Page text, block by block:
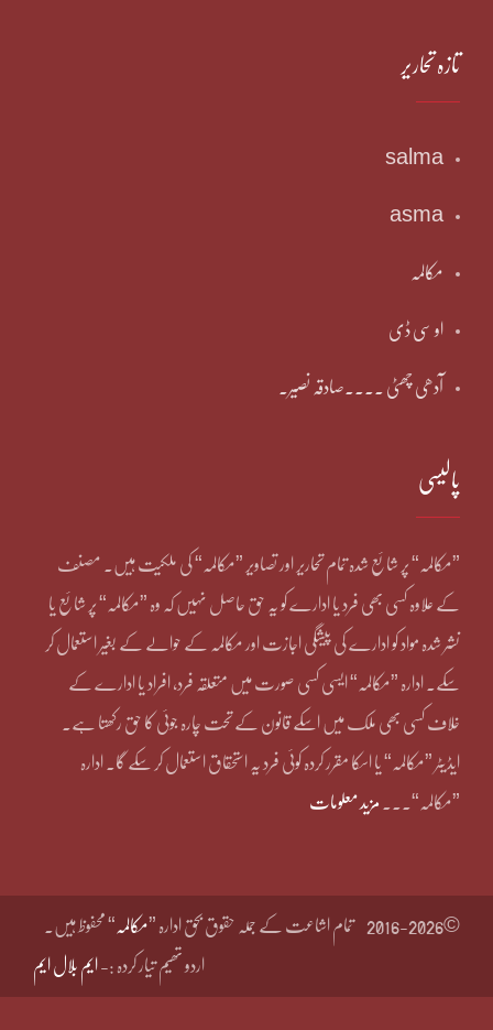
تازہ تحاریر
salma
asma
مکالمہ
او سی ڈی
آدھی چھٹی ۔۔۔۔صادقہ نصیر۔
پالیسی
”مکالمہ“ پر شائع شدہ تمام تحاریر اور تصاویر ”مکالمہ“ کی ملکیت ہیں۔ مصنف
کے علاوہ کسی بھی فرد یا ادارے کو یہ حق حاصل نہیں کہ وہ ”مکالمہ“ پر شائع یا
نشر شدہ مواد کو ادارے کی پیشگی اجازت اور مکالمہ کے حوالے کے بغیر استعمال کر
سکے۔ ادارہ ”مکالمہ“ ایسی کسی صورت میں متعلقہ فرد، افراد یا ادارے کے
خلاف کسی بھی ملک میں اسکے قانون کے تحت چارہ جوئی کا حق رکھتا ہے۔
ایڈیٹر ”مکالمہ“ یا اسکا مقرر کردہ کوئی فرد یہ استحقاق استعمال کر سکے گا۔ ادارہ
”مکالمہ“۔۔۔ مزید معلومات
©2016-2026 تمام اشاعت کے جملہ حقوق بحق ادارہ ”مکالمہ “ محفوظ ہیں۔
اردو تھیم تیار کردہ :- ایم بلال ایم